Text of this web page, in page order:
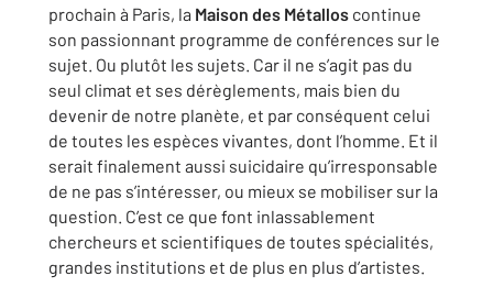
prochain à Paris, la Maison des Métallos continue
son passionnant programme de conférences sur le
sujet. Ou plutôt les sujets. Car il ne s’agit pas du
seul climat et ses dérèglements, mais bien du
devenir de notre planète, et par conséquent celui
de toutes les espèces vivantes, dont l’homme. Et il
serait finalement aussi suicidaire qu’irresponsable
de ne pas s’intéresser, ou mieux se mobiliser sur la
question. C’est ce que font inlassablement
chercheurs et scientifiques de toutes spécialités,
grandes institutions et de plus en plus d’artistes.